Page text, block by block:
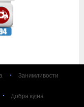
Занимливости
Добра кујна